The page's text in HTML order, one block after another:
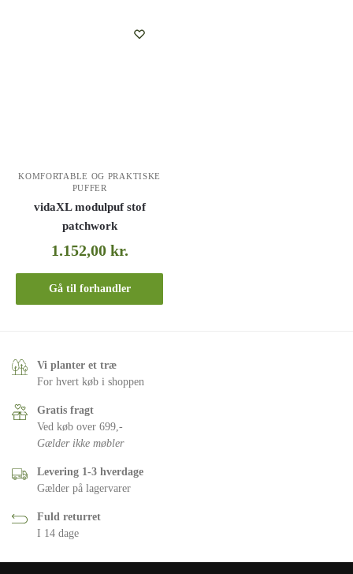
KOMFORTABLE OG PRAKTISKE
PUFFER
vidaXL modulpuf stof
patchwork
1.152,00 kr.
Gå til forhandler
Vi planter et træ
For hvert køb i shoppen
Gratis fragt
Ved køb over 699,-
Gælder ikke møbler
Levering 1-3 hverdage
Gælder på lagervarer
Fuld returret
I 14 dage